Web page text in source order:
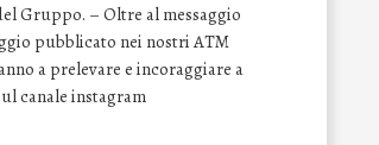
Gruppo. – Oltre al messaggio
pubblicato nei nostri ATM
a prelevare e incoraggiare a
canale instagram